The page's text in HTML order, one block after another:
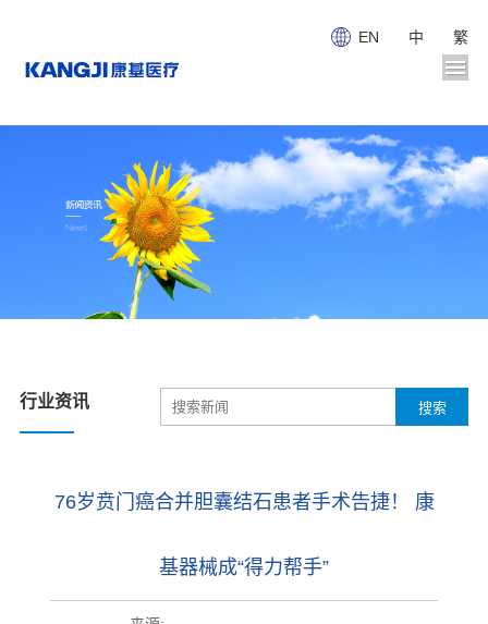
EN 中 繁
行业资讯
76岁贲门癌合并胆囊结石患者手术告捷！ 康
基器械成“得力帮手”